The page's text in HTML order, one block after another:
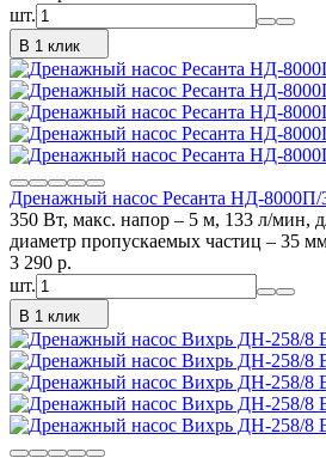
шт.
В 1 клик
Дренажный насос Ресанта НД-8000П/
350 Вт, макс. напор – 5 м, 133 л/мин,
диаметр пропускаемых частиц – 35
3 290 p.
шт.
В 1 клик